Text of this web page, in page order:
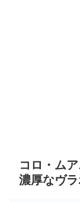
コロ・ム
濃厚なヴ